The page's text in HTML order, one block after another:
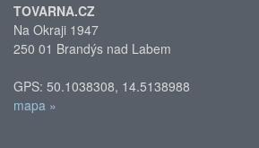
TOVARNA.CZ
Na Okraji 1947
250 01 Brandýs nad Labem
GPS: 50.1038308, 14.5138988
mapa »